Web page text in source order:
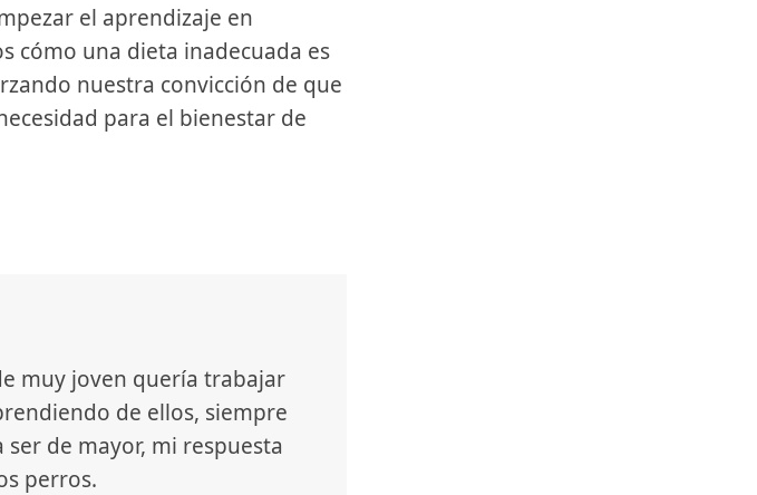
el aprendizaje en
cómo una dieta inadecuada es
nuestra convicción de que
para el bienestar de
muy joven quería trabajar
de ellos, siempre
de mayor, mi respuesta
perros.